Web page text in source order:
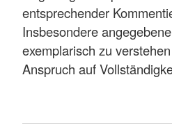
entsprechender
Insbesondere
exemplarisch zu
Anspruch auf